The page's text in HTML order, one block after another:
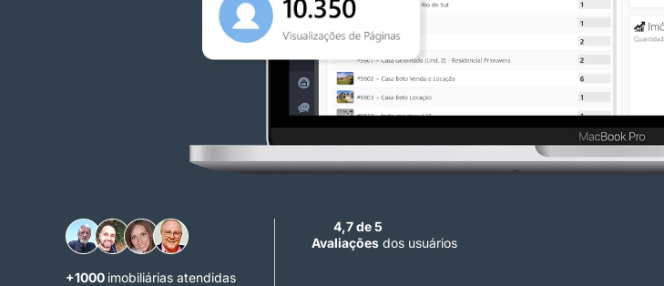
+1000 imobiliárias atendidas
4,7 de 5
Avaliações dos usuários